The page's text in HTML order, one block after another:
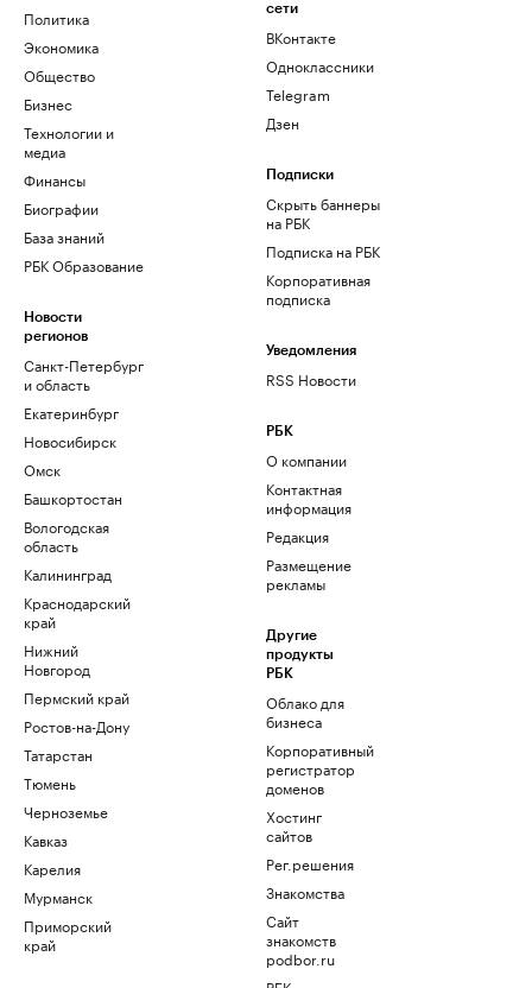
Политика
Экономика
Общество
Бизнес
Технологии и
медиа
Финансы
Биографии
База знаний
РБК Образование
Новости
регионов
Санкт-Петербург
и область
Екатеринбург
Новосибирск
Омск
Башкортостан
Вологодская
область
Калининград
Краснодарский
край
Нижний
Новгород
Пермский край
Ростов-на-Дону
Татарстан
Тюмень
Черноземье
Кавказ
Карелия
Мурманск
Приморский
край
сети
ВКонтакте
Одноклассники
Telegram
Дзен
Подписки
Скрыть баннеры
на РБК
Подписка на РБК
Корпоративная
подписка
Уведомления
RSS Новости
РБК
О компании
Контактная
информация
Редакция
Размещение
рекламы
Другие
продукты
РБК
Облако для
бизнеса
Корпоративный
регистратор
доменов
Хостинг
сайтов
Рег.решения
Знакомства
Сайт
знакомств
podbor.ru